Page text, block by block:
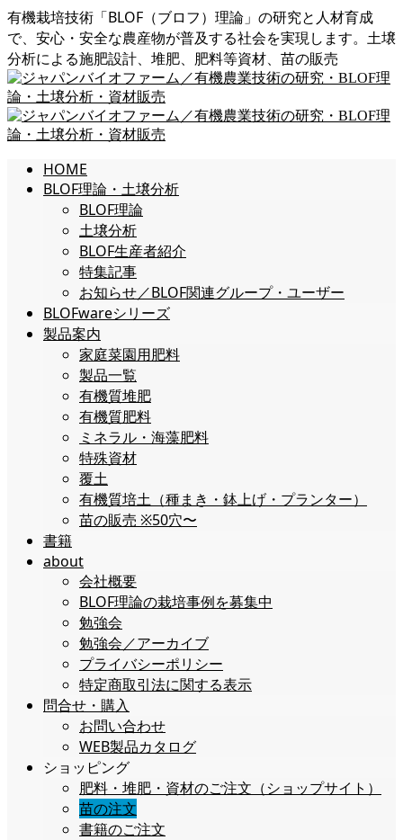
有機栽培技術「BLOF（ブロフ）理論」の研究と人材育成
で、安心・安全な農産物が普及する社会を実現します。土壌
分析による施肥設計、堆肥、肥料等資材、苗の販売
HOME
BLOF理論・土壌分析
BLOF理論
土壌分析
BLOF生産者紹介
特集記事
お知らせ／BLOF関連グループ・ユーザー
BLOFwareシリーズ
製品案内
家庭菜園用肥料
製品一覧
有機質堆肥
有機質肥料
ミネラル・海藻肥料
特殊資材
覆土
有機質培土（種まき・鉢上げ・プランター）
苗の販売 ※50穴〜
書籍
about
会社概要
BLOF理論の栽培事例を募集中
勉強会
勉強会／アーカイブ
プライバシーポリシー
特定商取引法に関する表示
問合せ・購入
お問い合わせ
WEB製品カタログ
ショッピング
肥料・堆肥・資材のご注文（ショップサイト）
苗の注文
書籍のご注文